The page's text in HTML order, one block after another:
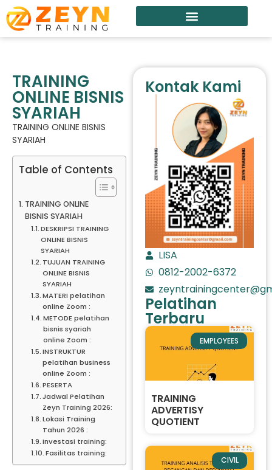
TRAINING
ONLINE BISNIS
SYARIAH
TRAINING ONLINE BISNIS
SYARIAH
Table of Contents
TRAINING ONLINE
BISNIS SYARIAH
DESKRIPSI TRAINING
ONLINE BISNIS
SYARIAH
TUJUAN TRAINING
ONLINE BISNIS
SYARIAH
MATERI pelatihan
online Zoom :
METODE pelatihan
bisnis syariah
online Zoom :
INSTRUKTUR
pelatihan business
online Zoom :
PESERTA
Jadwal Pelatihan
Zeyn Training 2026:
Lokasi Training
Tahun 2026 :
Investasi training:
Fasilitas training:
Kontak Kami
LISA
0812-2002-6372
Pelatihan
Terbaru
EMPLOYEES
TRAINING
ADVERTISY
QUOTIENT
CIVIL